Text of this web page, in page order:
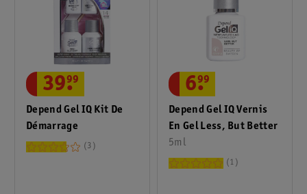
Depend Gel IQ Kit De
Démarrage
39.
99
3
Depend Gel IQ Vernis
En Gel Less, But Better
5ml
6.
99
1